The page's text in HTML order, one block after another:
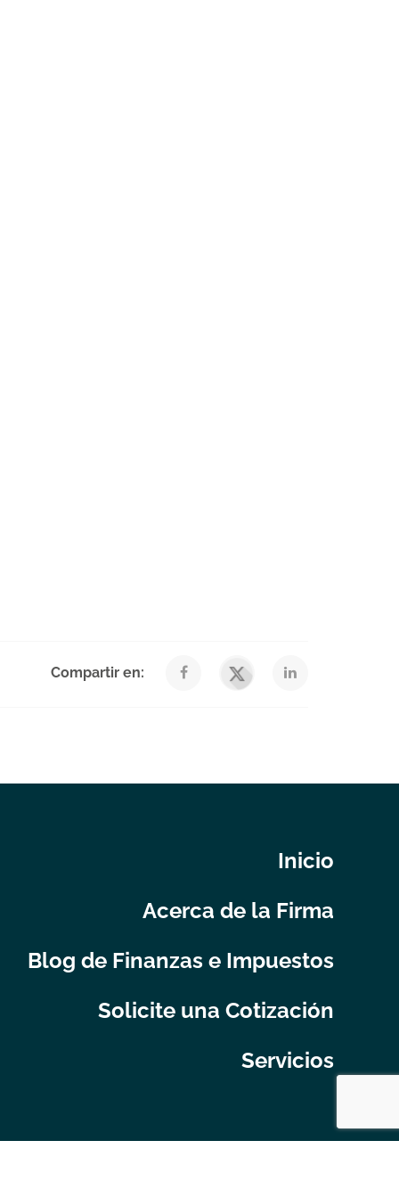
Compartir en:
Inicio
Acerca de la Firma
Blog de Finanzas e Impuestos
Solicite una Cotización
Servicios